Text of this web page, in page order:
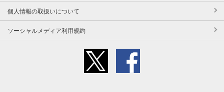
個人情報の取扱いについて
ソーシャルメディア利用規約